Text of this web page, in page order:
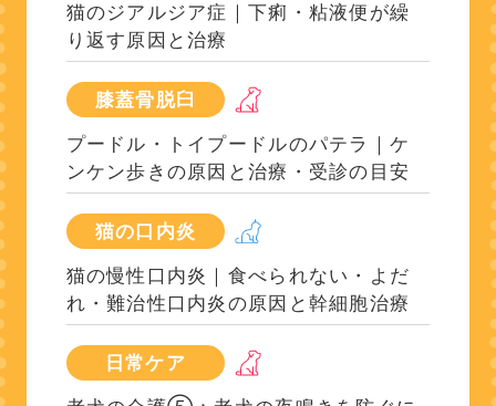
猫のジアルジア症｜下痢・粘液便が繰
り返す原因と治療
膝蓋骨脱臼
プードル・トイプードルのパテラ｜ケ
ンケン歩きの原因と治療・受診の目安
猫の口内炎
猫の慢性口内炎｜食べられない・よだ
れ・難治性口内炎の原因と幹細胞治療
日常ケア